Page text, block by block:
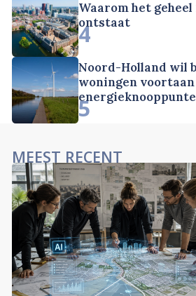
Waarom het
ontstaat
4
Noord-Holland wil
woningen
5
MEEST RECENT